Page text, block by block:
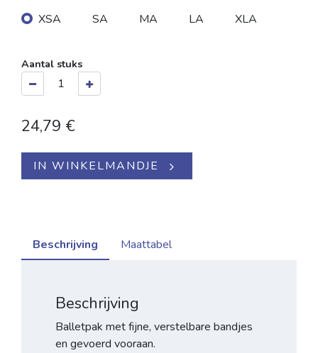
XSA SA MA LA XLA
Aantal stuks
24,79 €
IN WINKELMANDJE
Beschrijving Maattabel
Beschrijving
Balletpak met fijne, verstelbare bandjes
en gevoerd vooraan.